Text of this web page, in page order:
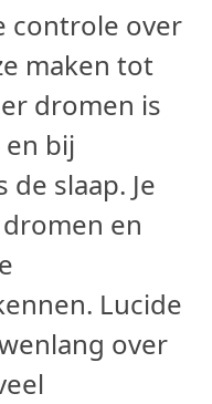
controle over
maken tot
dromen is
bij
slaap. Je
en
Lucide
over